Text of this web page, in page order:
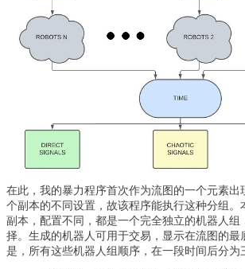
在此，我的暴力程序首次作为流图的一个元素出
个副本的不同设置，故该程序能执行这种分组。
副本，配置不同，都是一个完全独立的机器人组
择。生成的机器人可用于交易，显示在流图的最
是，所有这些机器人组顺序，在一段时间后分为